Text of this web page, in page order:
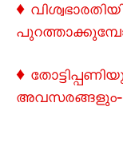
♦
♦
അവസരങ്ങളും‐